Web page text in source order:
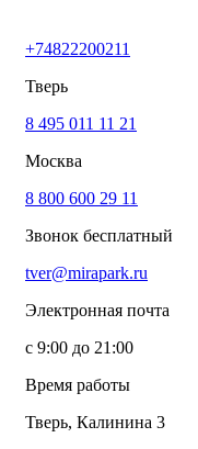
+74822200211
Каталог товаров
Игровое
Спортивное
Малые
Услуги
Озеленение
Монтаж
Резиновые
Установка
+74822200211
Тверь
8 495 011 11 21
Москва
8 800 600 29 11
Звонок бесплатный
tver@mirapark.ru
Электронная почта
с 9:00 до 21:00
Время работы
Тверь, Калинина 3